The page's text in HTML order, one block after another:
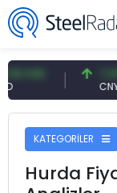
7,09 CNY
CNY
KATEGORİLER
Hurda